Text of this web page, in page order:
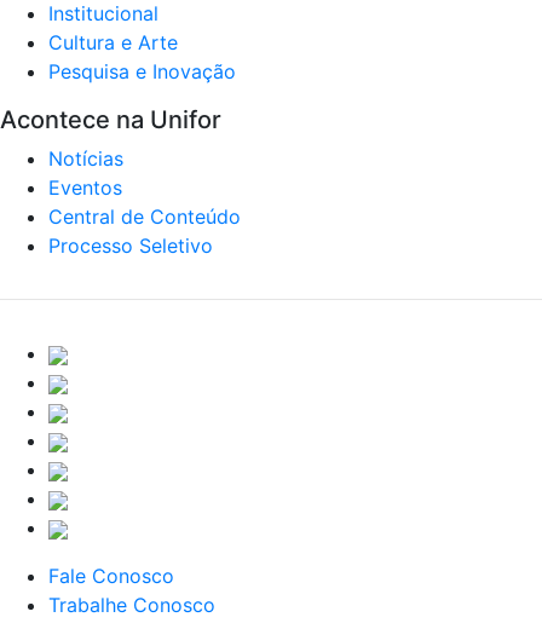
Institucional
Cultura e Arte
Pesquisa e Inovação
Acontece na Unifor
Notícias
Eventos
Central de Conteúdo
Processo Seletivo
Fale Conosco
Trabalhe Conosco